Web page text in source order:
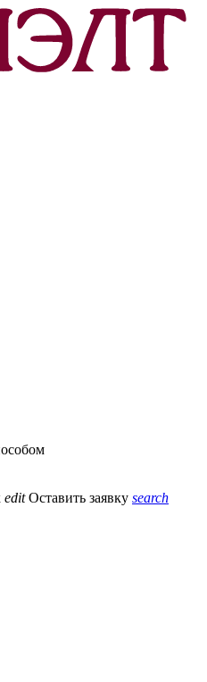
edit Оставить заявку search